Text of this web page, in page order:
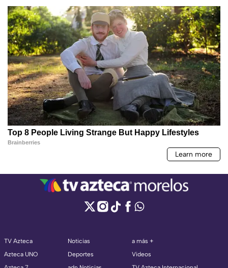
TV Azteca
Azteca UNO
Noticias
Deportes
a más +
Videos